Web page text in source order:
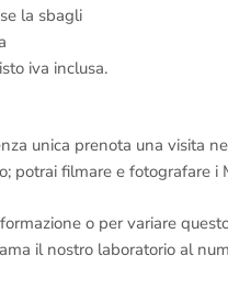
la sbagli
iva inclusa.
unica prenota una visita
potrai filmare e fotografare i
o per variare
il nostro laboratorio al